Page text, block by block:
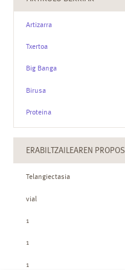
campo visual
Artizarra
Txertoa
Big Banga
Birusa
Proteina
ERABILTZAILEAREN
Telangiectasia
vial
1
1
1